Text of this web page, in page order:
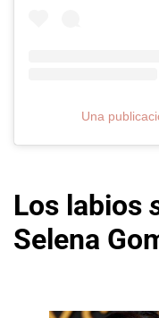
Una
Los labios
Selena